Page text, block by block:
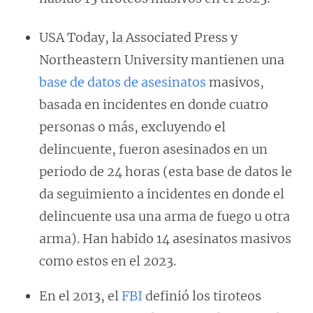
USA Today, la Associated Press y
Northeastern University mantienen una
base de datos de asesinatos masivos,
basada en incidentes en donde cuatro
personas o más, excluyendo el
delincuente, fueron asesinados en un
periodo de 24 horas (esta base de datos le
da seguimiento a incidentes en donde el
delincuente usa una arma de fuego u otra
arma). Han habido 14 asesinatos masivos
como estos en el 2023.
En el 2013, elFBI definió los tiroteos